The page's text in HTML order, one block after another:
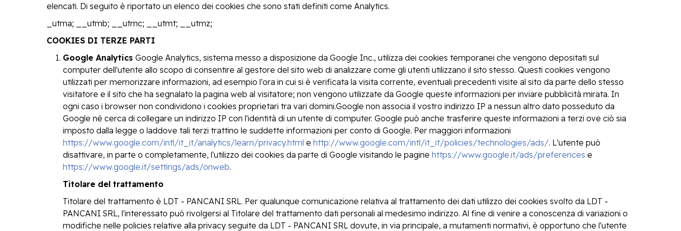
elencati. Di seguito è riportato un elenco dei cookies che sono stati definiti come Analytics.
_utma; __utmb; __utmc; __utmt; __utmz;
COOKIES DI TERZE PARTI
Google Analytics Google Analytics, sistema messo a disposizione da Google Inc., utilizza dei cookies temporanei che vengono depositati sul
computer dell'utente allo scopo di consentire al gestore del sito web di analizzare come gli utenti utilizzano il sito stesso. Questi cookies vengono
utilizzati per memorizzare informazioni, ad esempio l'ora in cui si è verificata la visita corrente, eventuali precedenti visite al sito da parte dello stesso
visitatore e il sito che ha segnalato la pagina web al visitatore; non vengono utilizzate da Google queste informazioni per inviare pubblicità mirata. In
ogni caso i browser non condividono i cookies proprietari tra vari domini.Google non associa il vostro indirizzo IP a nessun altro dato posseduto da
Google né cerca di collegare un indirizzo IP con l'identità di un utente di computer. Google può anche trasferire queste informazioni a terzi ove ciò sia
imposto dalla legge o laddove tali terzi trattino le suddette informazioni per conto di Google. Per maggiori informazioni
https://www.google.com/intl/it_it/analytics/learn/privacy.html e http://www.google.com/intl/it_it/policies/technologies/ads/. L'utente può
disattivare, in parte o completamente, l'utilizzo dei cookies da parte di Google visitando le pagine https://www.google.it/ads/preferences e
https://www.google.it/settings/ads/onweb.
Titolare del trattamento
Titolare del trattamento è LDT - PANCANI SRL. Per qualunque comunicazione relativa al trattamento dei dati utilizzo dei cookies svolto da LDT -
PANCANI SRL, l'interessato può rivolgersi al Titolare del trattamento dati personali al medesimo indirizzo. Al fine di venire a conoscenza di variazioni o
modifiche nelle policies relative alla privacy seguite da LDT - PANCANI SRL dovute, in via principale, a mutamenti normativi, è opportuno che l'utente